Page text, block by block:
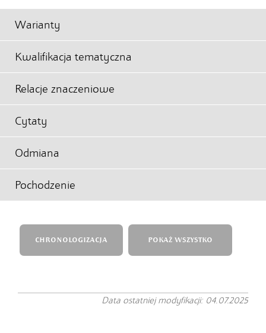
Warianty
Kwalifikacja tematyczna
Relacje znaczeniowe
Cytaty
Odmiana
Pochodzenie
CHRONOLOGIZACJA POKAŻ WSZYSTKO
Data ostatniej modyfikacji: 04.07.2025